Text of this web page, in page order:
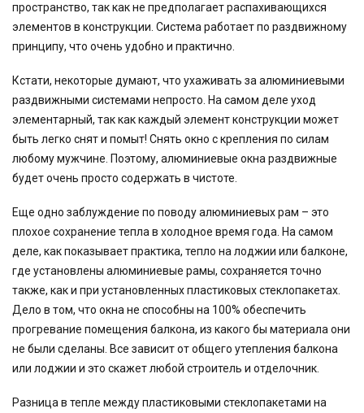
пространство, так как не предполагает распахивающихся
элементов в конструкции. Система работает по раздвижному
принципу, что очень удобно и практично.
Кстати, некоторые думают, что ухаживать за алюминиевыми
раздвижными системами непросто. На самом деле уход
элементарный, так как каждый элемент конструкции может
быть легко снят и помыт! Снять окно с крепления по силам
любому мужчине. Поэтому, алюминиевые окна раздвижные
будет очень просто содержать в чистоте.
Еще одно заблуждение по поводу алюминиевых рам – это
плохое сохранение тепла в холодное время года. На самом
деле, как показывает практика, тепло на лоджии или балконе,
где установлены алюминиевые рамы, сохраняется точно
также, как и при установленных пластиковых стеклопакетах.
Дело в том, что окна не способны на 100% обеспечить
прогревание помещения балкона, из какого бы материала они
не были сделаны. Все зависит от общего утепления балкона
или лоджии и это скажет любой строитель и отделочник.
Разница в тепле между пластиковыми стеклопакетами на